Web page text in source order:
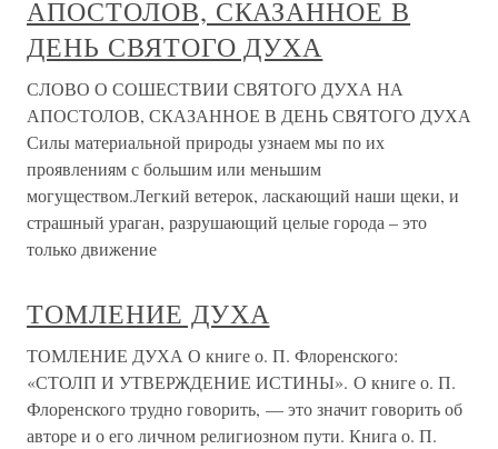
АПОСТОЛОВ, СКАЗАННОЕ В
ДЕНЬ СВЯТОГО ДУХА
СЛОВО О СОШЕСТВИИ СВЯТОГО ДУХА НА
АПОСТОЛОВ, СКАЗАННОЕ В ДЕНЬ СВЯТОГО ДУХА
Силы материальной природы узнаем мы по их
проявлениям с большим или меньшим
могуществом.Легкий ветерок, ласкающий наши щеки, и
страшный ураган, разрушающий целые города – это
только движение
ТОМЛЕНИЕ ДУХА
ТОМЛЕНИЕ ДУХА О книге о. П. Флоренского:
«СТОЛП И УТВЕРЖДЕНИЕ ИСТИНЫ». О книге о. П.
Флоренского трудно говорить, — это значит говорить об
авторе и о его личном религиозном пути. Книга о. П.